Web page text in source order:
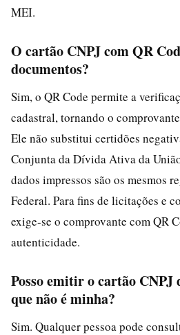
MEI.
O cartão CNPJ com QR
documentos?
Sim, o QR Code permite a
cadastral, tornando o
Ele não substitui certidões
Conjunta da Dívida Ativa da
dados impressos são os mesmos
Federal. Para fins de licitações e
exige-se o comprovante com QR
autenticidade.
Posso emitir o cartão CNPJ
que não é minha?
Sim. Qualquer pessoa pode